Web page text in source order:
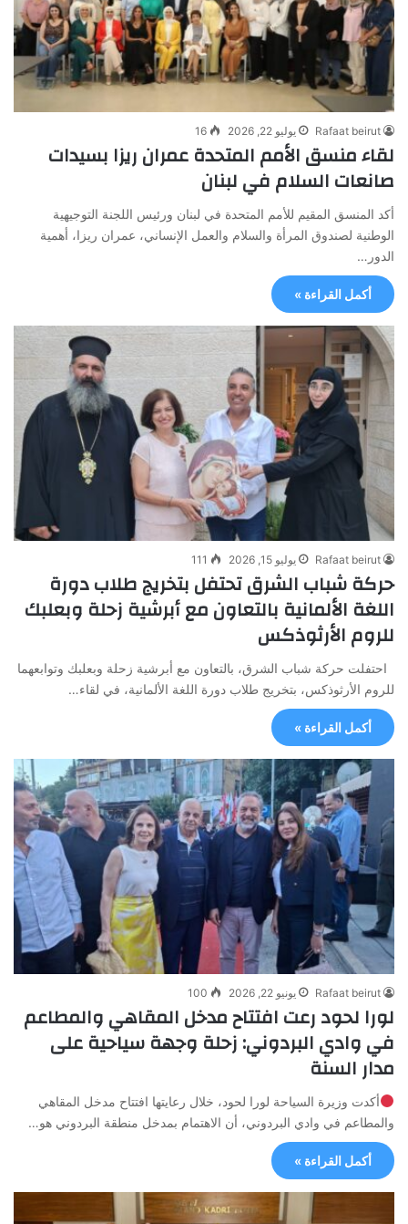
Rafaat beirut يوليو 22, 2026 16
لقاء منسق الأمم المتحدة عمران ريزا بسيدات
صانعات السلام في لبنان
أكد المنسق المقيم للأمم المتحدة في لبنان ورئيس اللجنة التوجيهية
الوطنية لصندوق المرأة والسلام والعمل الإنساني، عمران ريزا، أهمية
الدور…
أكمل القراءة »
Rafaat beirut يوليو 15, 2026 111
حركة شباب الشرق تحتفل بتخريج طلاب دورة
اللغة الألمانية بالتعاون مع أبرشية زحلة وبعلبك
للروم الأرثوذكس
احتفلت حركة شباب الشرق، بالتعاون مع أبرشية زحلة وبعلبك وتوابعهما
للروم الأرثوذكس، بتخريج طلاب دورة اللغة الألمانية، في لقاء…
أكمل القراءة »
Rafaat beirut يونيو 22, 2026 100
لورا لحود رعت افتتاح مدخل المقاهي والمطاعم
في وادي البردوني: زحلة وجهة سياحية على
مدار السنة
أكدت وزيرة السياحة لورا لحود، خلال رعايتها افتتاح مدخل المقاهي
والمطاعم في وادي البردوني، أن الاهتمام بمدخل منطقة البردوني هو…
أكمل القراءة »